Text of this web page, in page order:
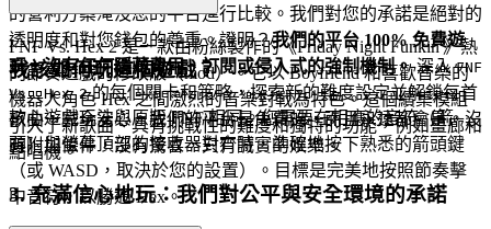
的營利方案淹沒您的平台進行比較。我們對您的承諾是絕對的
透明度和對您錢包的尊重。證明？我們的平台 100% 免費遊
玩，沒有任何隱藏費用、訂閱或侵入式的強制機制。深入FNF
Vs. Hex 2的每個關卡和策略，探索新的難度設定並解鎖每首
歌曲，完全安心。我們的平台是免費的，而且永遠都會是。沒
有附加條件，沒有驚喜，只有誠實的娛樂。
3. 充滿信心地玩：我們對公平與安全環境的承諾
FNF Vs. Hex 2 是一款由粉絲製作的《Friday Night Funkin'》熱
門節奏遊戲的修改版（mod）。它以 Boyfriend 和喜歡音樂的
機器人角色 Hex 之間激烈的音樂對戰為特色。這個續集模組
引入了新歌曲、具有挑戰性的難度和獨特的功能，例如畫廊和
點唱機。
我該如何玩這個遊戲？
核心遊戲玩法與原版 FNF 相同。您需要在相應的音符（箭
頭）與螢幕頂部的接收器對齊時，準確地按下熟悉的箭頭鍵
（或 WASD，取決於您的設置）。目標是完美地按照節奏擊
中音符，以勝過 Hex。